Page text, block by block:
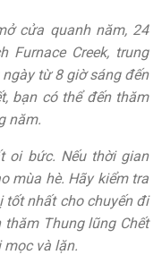
cửa quanh năm, 24
Furnace Creek, trung
từ 8 giờ sáng đến
bạn có thể đến thăm
năm.
oi bức. Nếu thời gian
mùa hè. Hãy kiểm tra
tốt nhất cho chuyến đi
Thung lũng Chết
mọc và lặn.